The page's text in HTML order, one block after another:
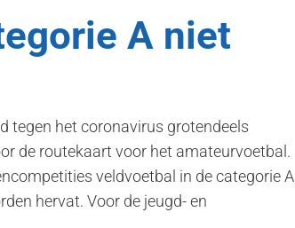
A niet
tegen het coronavirus grotendeels
de routekaart voor het amateurvoetbal.
veldvoetbal in de categorie A
hervat. Voor de jeugd- en